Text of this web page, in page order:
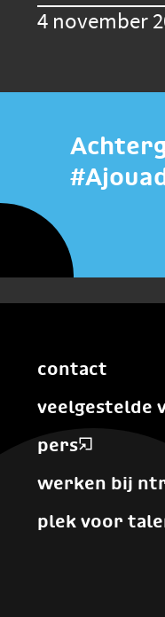
4 november
contact
veelgestelde
pers
werken bij
plek voor